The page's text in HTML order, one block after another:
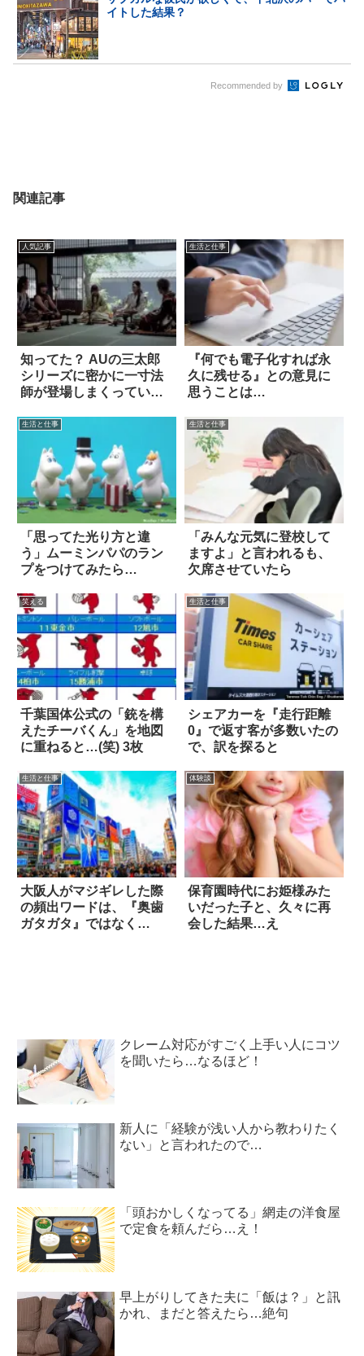
イトした結果？
Recommended by
関連記事
人気記事
知ってた？ AUの三太郎
シリーズに密かに一寸法
師が登場しまくっている
生活と仕事
『何でも電子化すれば永
久に残せる』との意見に
思うことは…
生活と仕事
「思ってた光り方と違
う」ムーミンパパのラン
プをつけてみたら…
生活と仕事
「みんな元気に登校して
ますよ」と言われるも、
欠席させていたら
笑える
千葉国体公式の「銃を構
えたチーバくん」を地図
に重ねると…(笑) 3枚
生活と仕事
シェアカーを『走行距離
0』で返す客が多数いたの
で、訳を探ると
生活と仕事
大阪人がマジギレした際
の頻出ワードは、『奥歯
ガタガタ』ではなく…
体験談
保育園時代にお姫様みた
いだった子と、久々に再
会した結果…え
クレーム対応がすごく上手い人にコツ
を聞いたら…なるほど！
新人に「経験が浅い人から教わりたく
ない」と言われたので…
「頭おかしくなってる」網走の洋食屋
で定食を頼んだら…え！
早上がりしてきた夫に「飯は？」と訊
かれ、まだと答えたら…絶句